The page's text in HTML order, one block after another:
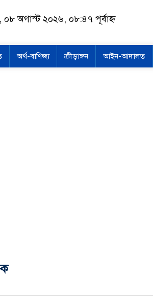
০৮ অগাস্ট ২০২৬, ০৮:৪৭ পূর্বাহ্ন
অর্থ-বাণিজ্য ক্রীড়াঙ্গন আইন-আদালত